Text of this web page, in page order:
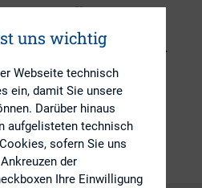
Börse
mobilisieren
entschlacken
uns wichtig
Webseite technisch
ein, damit Sie unsere
Darüber hinaus
aufgelisteten technisch
sofern Sie uns
der
Ihre Einwilligung